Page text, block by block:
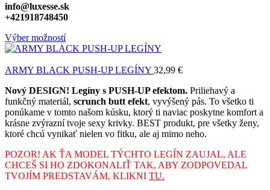
info@luxesse.sk
+421918748450
Výber možností
ARMY BLACK PUSH-UP LEGÍNY 32,99 €
Nový DESIGN! Legíny s PUSH-UP efektom. Priliehavý a
funkčný materiál, scrunch butt efekt, vyvýšený pás. To všetko ti
ponúkame v tomto našom kúsku, ktorý ti naviac poskytne komfort a
krásne zvýrazní tvoje sexy krivky. BEST produkt, pre všetky ženy,
ktoré chcú vynikať nielen vo fitku, ale aj mimo neho.
POZOR! AK ŤA MODEL TÝCHTO LEGÍN ZAUJAL, ALE
CHCEŠ SI HO ZDOKONALIŤ TAK, ABY ZODPOVEDAL
TVOJÍM PREDSTAVÁM, KLIKNI TU.